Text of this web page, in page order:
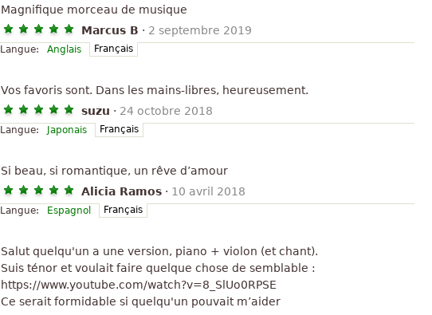
Magnifique morceau de musique
Marcus B · 2 septembre 2019
Langue: Anglais Français
Vos favoris sont. Dans les mains-libres, heureusement.
suzu · 24 octobre 2018
Langue: Japonais Français
Si beau, si romantique, un rêve d’amour
Alicia Ramos · 10 avril 2018
Langue: Espagnol Français
Salut quelqu'un a une version, piano + violon (et chant).
Suis ténor et voulait faire quelque chose de semblable :
https://www.youtube.com/watch?v=8_SlUo0RPSE
Ce serait formidable si quelqu'un pouvait m’aider